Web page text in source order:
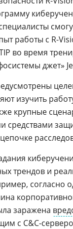
работы с R-
во время
джет»
изучить
крупные
средствами
трендов и
согласно
заражена
с С&C-